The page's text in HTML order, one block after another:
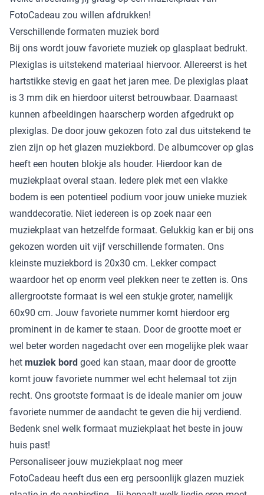
FotoCadeau zou willen afdrukken!
Verschillende formaten muziek bord
Bij ons wordt jouw favoriete muziek op glasplaat bedrukt.
Plexiglas is uitstekend materiaal hiervoor. Allereerst is het
hartstikke stevig en gaat het jaren mee. De plexiglas plaat
is 3 mm dik en hierdoor uiterst betrouwbaar. Daarnaast
kunnen afbeeldingen haarscherp worden afgedrukt op
plexiglas. De door jouw gekozen foto zal dus uitstekend te
zien zijn op het glazen muziekbord. De albumcover op glas
heeft een houten blokje als houder. Hierdoor kan de
muziekplaat overal staan. Iedere plek met een vlakke
bodem is een potentieel podium voor jouw unieke muziek
wanddecoratie. Niet iedereen is op zoek naar een
muziekplaat van hetzelfde formaat. Gelukkig kan er bij ons
gekozen worden uit vijf verschillende formaten. Ons
kleinste muziekbord is 20x30 cm. Lekker compact
waardoor het op enorm veel plekken neer te zetten is. Ons
allergrootste formaat is wel een stukje groter, namelijk
60x90 cm. Jouw favoriete nummer komt hierdoor erg
prominent in de kamer te staan. Door de grootte moet er
wel beter worden nagedacht over een mogelijke plek waar
het muziek bord goed kan staan, maar door de grootte
komt jouw favoriete nummer wel echt helemaal tot zijn
recht. Ons grootste formaat is de ideale manier om jouw
favoriete nummer de aandacht te geven die hij verdiend.
Bedenk snel welk formaat muziekplaat het beste in jouw
huis past!
Personaliseer jouw muziekplaat nog meer
FotoCadeau heeft dus een erg persoonlijk glazen muziek